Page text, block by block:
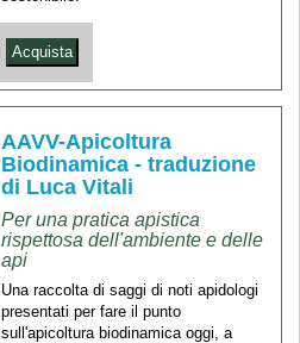
AAVV-Apicoltura
Biodinamica - traduzione
di Luca Vitali
Per una pratica apistica
rispettosa dell'ambiente e delle
api
Una raccolta di saggi di noti apidologi
presentati per fare il punto
sull'apicoltura biodinamica oggi, a